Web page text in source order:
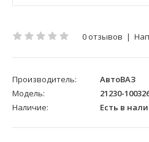
0 отзывов |
Производитель:
АвтоВАЗ
Модель:
21230-
Наличие:
Есть в